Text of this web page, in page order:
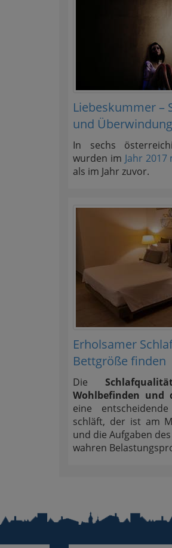
Liebeskummer –
und Überwindung
In sechs
wurden im Jahr
als im Jahr zuvor.
Erholsamer
Bettgröße finden
Die
Wohlbefinden und
eine
schläft, der ist am
und die Aufgaben
wahren